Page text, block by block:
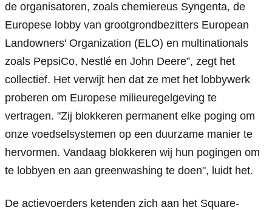
de organisatoren, zoals chemiereus Syngenta, de
Europese lobby van grootgrondbezitters European
Landowners' Organization (ELO) en multinationals
zoals PepsiCo, Nestlé en John Deere”, zegt het
collectief. Het verwijt hen dat ze met het lobbywerk
proberen om Europese milieuregelgeving te
vertragen. "Zij blokkeren permanent elke poging om
onze voedselsystemen op een duurzame manier te
hervormen. Vandaag blokkeren wij hun pogingen om
te lobbyen en aan greenwashing te doen", luidt het.
De actievoerders ketenden zich aan het Square-